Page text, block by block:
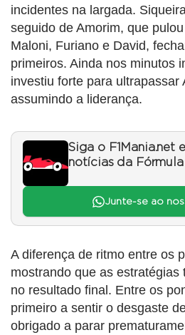
incidentes na largada.
seguido de Amorim, que
Maloni, Furiano e David,
primeiros. Ainda nos minutos
investiu forte para ultrapassar
assumindo a liderança.
Siga o F1Mania.net
notícias da
Junte-se ao
A diferença de ritmo entre os
mostrando que as estratégias
no resultado final. Entre os
primeiro a sentir o desgaste
obrigado a parar